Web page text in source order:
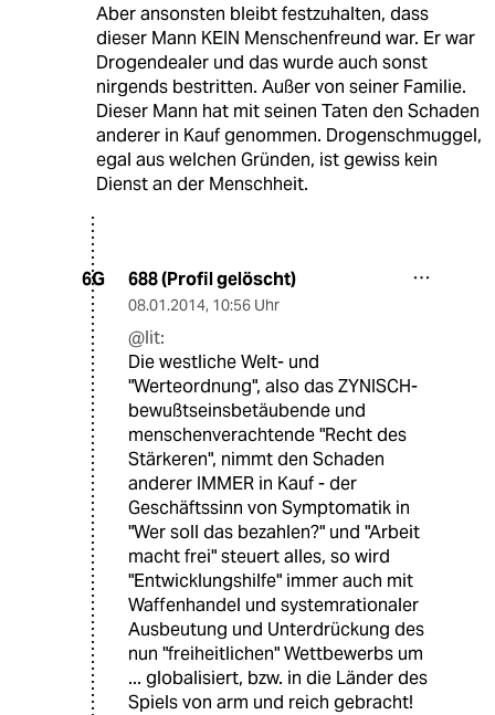
Aber ansonsten bleibt festzuhalten, dass
dieser Mann KEIN Menschenfreund war. Er war
Drogendealer und das wurde auch sonst
nirgends bestritten. Außer von seiner Familie.
Dieser Mann hat mit seinen Taten den Schaden
anderer in Kauf genommen. Drogenschmuggel,
egal aus welchen Gründen, ist gewiss kein
Dienst an der Menschheit.
6G 688 (Profil gelöscht)
08.01.2014, 10:56 Uhr
@lit:
Die westliche Welt- und
"Werteordnung", also das ZYNISCH-
bewußtseinsbetäubende und
menschenverachtende "Recht des
Stärkeren", nimmt den Schaden
anderer IMMER in Kauf - der
Geschäftssinn von Symptomatik in
"Wer soll das bezahlen?" und "Arbeit
macht frei" steuert alles, so wird
"Entwicklungshilfe" immer auch mit
Waffenhandel und systemrationaler
Ausbeutung und Unterdrückung des
nun "freiheitlichen" Wettbewerbs um
... globalisiert, bzw. in die Länder des
Spiels von arm und reich gebracht!